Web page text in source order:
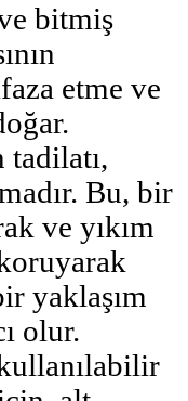
bitmiş
etme ve
tadilatı,
Bu, bir
ve yıkım
yaklaşım
olur.